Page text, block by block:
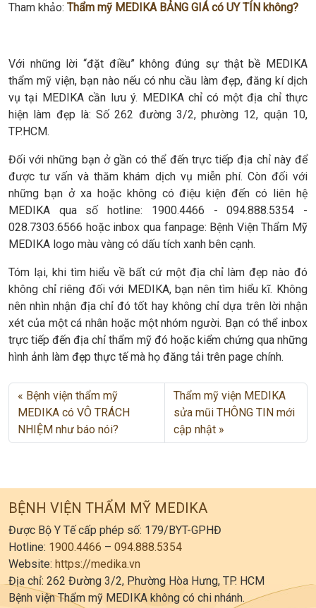
Tham khảo: Thẩm mỹ MEDIKA BẢNG GIÁ có UY TÍN không?
Với những lời “đặt điều” không đúng sự thật bề MEDIKA
thẩm mỹ viện, bạn nào nếu có nhu cầu làm đẹp, đăng kí dịch
vụ tại MEDIKA cần lưu ý. MEDIKA chỉ có một địa chỉ thực
hiện làm đẹp là: Số 262 đường 3/2, phường 12, quận 10,
TP.HCM.
Đối với những bạn ở gần có thể đến trực tiếp địa chỉ này để
được tư vấn và thăm khám dịch vụ miễn phí. Còn đối với
những bạn ở xa hoặc không có điệu kiện đến có liên hệ
MEDIKA qua số hotline: 1900.4466 - 094.888.5354 -
028.7303.6566 hoặc inbox qua fanpage: Bệnh Viện Thẩm Mỹ
MEDIKA logo màu vàng có dấu tích xanh bên cạnh.
Tóm lại, khi tìm hiểu về bất cứ một địa chỉ làm đẹp nào đó
không chỉ riêng đối với MEDIKA, bạn nên tìm hiểu kĩ. Không
nên nhìn nhận địa chỉ đó tốt hay không chỉ dựa trên lời nhận
xét của một cá nhân hoặc một nhóm người. Bạn có thể inbox
trực tiếp đến địa chỉ thẩm mỹ đó hoặc kiểm chứng qua những
hình ảnh làm đẹp thực tế mà họ đăng tải trên page chính.
Bệnh viện thẩm mỹ
MEDIKA có VÔ TRÁCH
NHIỆM như báo nói?
Thẩm mỹ viện MEDIKA
sửa mũi THÔNG TIN mới
cập nhật
BỆNH VIỆN THẨM MỸ MEDIKA
Được Bộ Y Tế cấp phép số: 179/BYT-GPHĐ
Hotline: 1900.4466 – 094.888.5354
Website: https://medika.vn
Địa chỉ: 262 Đường 3/2, Phường Hòa Hưng, TP. HCM
Bệnh viện Thẩm mỹ MEDIKA không có chi nhánh.